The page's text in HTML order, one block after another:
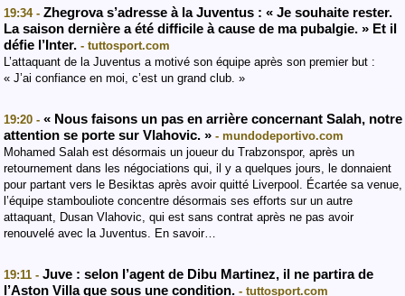
19:34 - Zhegrova s’adresse à la Juventus : « Je souhaite rester.
La saison dernière a été difficile à cause de ma pubalgie. » Et il
défie l’Inter. - tuttosport.com
L’attaquant de la Juventus a motivé son équipe après son premier but :
« J’ai confiance en moi, c’est un grand club. »
19:20 - « Nous faisons un pas en arrière concernant Salah, notre
attention se porte sur Vlahovic. » - mundodeportivo.com
Mohamed Salah est désormais un joueur du Trabzonspor, après un
retournement dans les négociations qui, il y a quelques jours, le donnaient
pour partant vers le Besiktas après avoir quitté Liverpool. Écartée sa venue,
l’équipe stambouliote concentre désormais ses efforts sur un autre
attaquant, Dusan Vlahovic, qui est sans contrat après ne pas avoir
renouvelé avec la Juventus. En savoir…
19:11 - Juve : selon l’agent de Dibu Martinez, il ne partira de
l’Aston Villa que sous une condition. - tuttosport.com